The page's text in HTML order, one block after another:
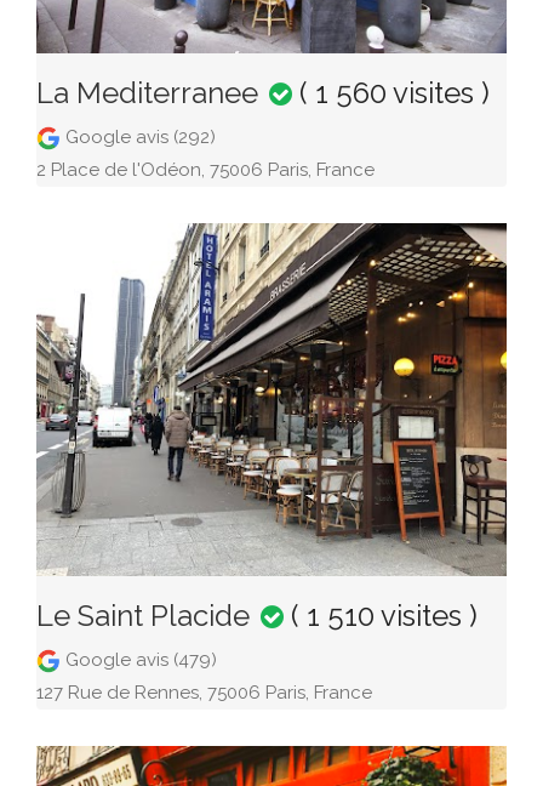
La Mediterranee ( 1 560 visites )
Google avis (292)
2 Place de l'Odéon, 75006 Paris, France
Le Saint Placide ( 1 510 visites )
Google avis (479)
127 Rue de Rennes, 75006 Paris, France